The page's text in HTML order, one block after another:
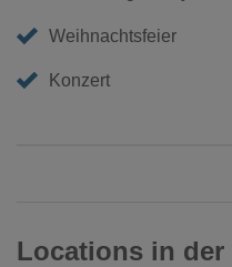
Weihnachtsfeier
Konzert
Locations in der